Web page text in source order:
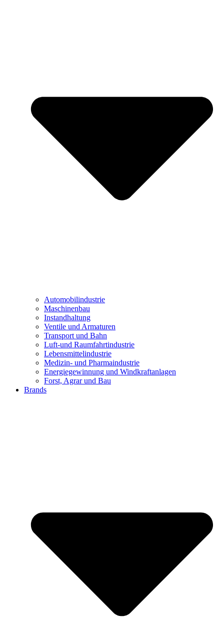
Automobilindustrie
Maschinenbau
Instandhaltung
Ventile und Armaturen
Transport und Bahn
Luft-und Raumfahrtindustrie
Lebensmittelindustrie
Medizin- und Pharmaindustrie
Energiegewinnung und Windkraftanlagen
Forst, Agrar und Bau
Brands